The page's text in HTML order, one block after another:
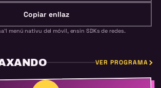
Copiar enllaz
menú nativu del móvil, ensin SDKs de redes.
VER PROGRAMA